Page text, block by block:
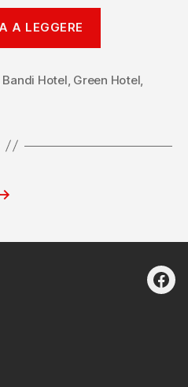
A LEGGERE
MUR:
Bandi Hotel, Green Hotel,
→